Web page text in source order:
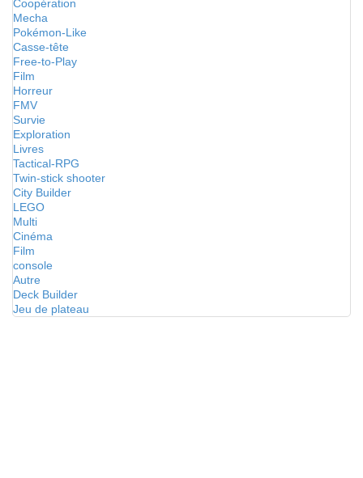
Coopération
Mecha
Pokémon-Like
Casse-tête
Free-to-Play
Film
Horreur
FMV
Survie
Exploration
Livres
Tactical-RPG
Twin-stick shooter
City Builder
LEGO
Multi
Cinéma
Film
console
Autre
Deck Builder
Jeu de plateau